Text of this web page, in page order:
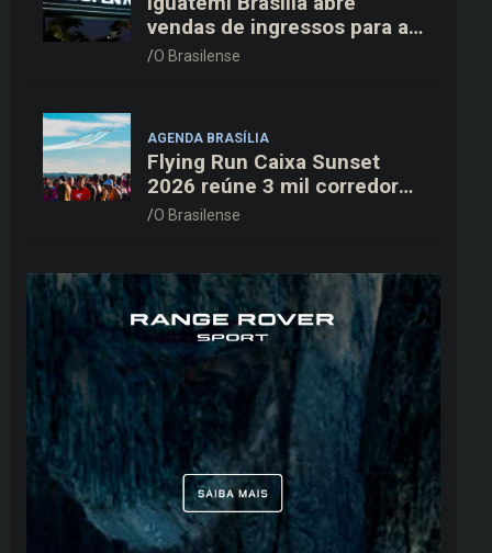
vendas de ingressos para a
3ª edição do Cine Open Air
O Brasilense
AGENDA BRASÍLIA
Flying Run Caixa Sunset
2026 reúne 3 mil corredores
na pista do Aeroporto de
O Brasilense